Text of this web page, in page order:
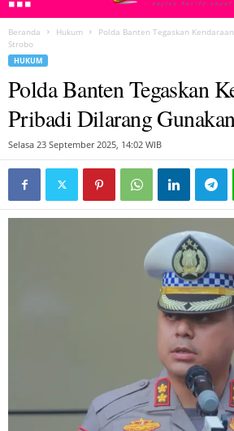
Beranda Hukum
Polda Banten Tegaskan
Strobo
HUKUM
Polda Banten Tegaskan
Pribadi Dilarang
Selasa 23 September 2025, 14:02 WIB